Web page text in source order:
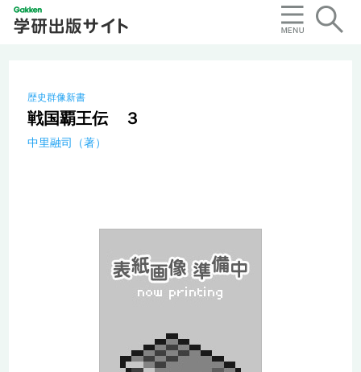
歴史群像新書
戦国覇王伝 ３
中里融司（著）